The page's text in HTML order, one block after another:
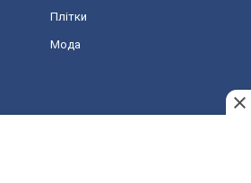
Плітки
Мода